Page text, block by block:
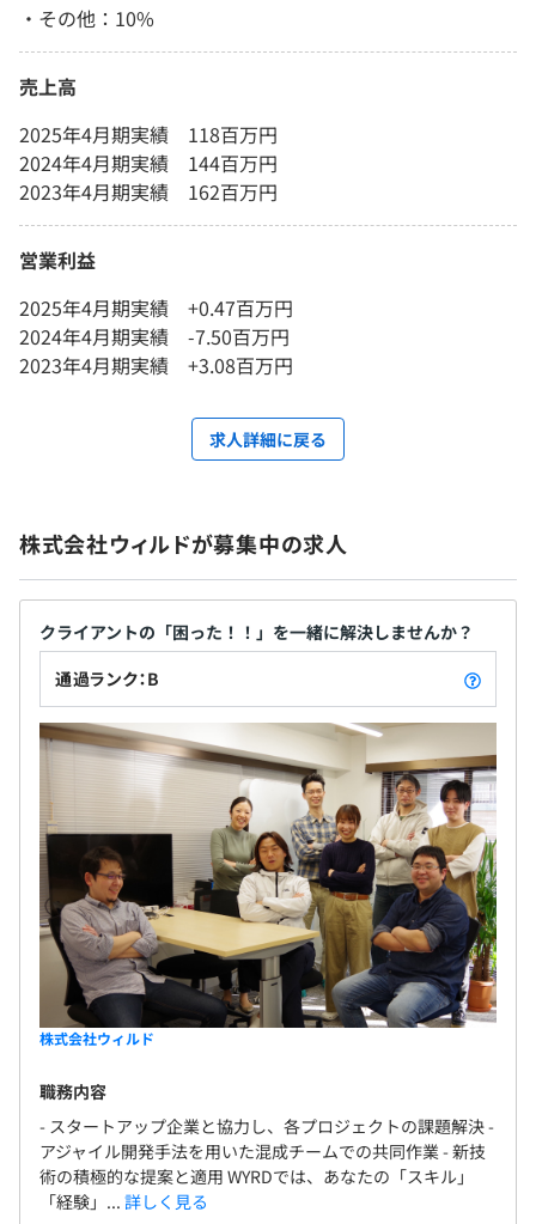
・その他：10%
売上高
2025年4月期実績 118百万円
2024年4月期実績 144百万円
2023年4月期実績 162百万円
営業利益
2025年4月期実績 +0.47百万円
2024年4月期実績 -7.50百万円
2023年4月期実績 +3.08百万円
求人詳細に戻る
株式会社ウィルドが募集中の求人
クライアントの「困った！！」を一緒に解決しませんか？
通過ランク：B
株式会社ウィルド
職務内容
- スタートアップ企業と協力し、各プロジェクトの課題解決 -
アジャイル開発手法を用いた混成チームでの共同作業 - 新技
術の積極的な提案と適用 WYRDでは、あなたの「スキル」
「経験」... 詳しく見る